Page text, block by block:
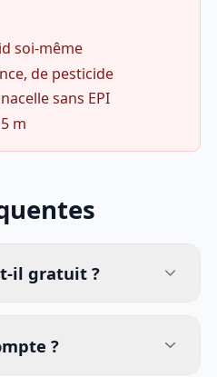
soi-même
de pesticide
sans EPI
m
il gratuit ?
?